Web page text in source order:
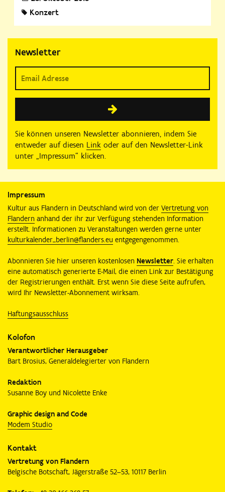
Konzert
Newsletter
Sie können unseren Newsletter abonnieren, indem Sie
entweder auf diesen Link oder auf den Newsletter-Link
unter „Impressum“ klicken.
Impressum
Kultur aus Flandern in Deutschland wird von der Vertretung von
Flandern anhand der ihr zur Verfügung stehenden Information
erstellt. Informationen zu Veranstaltungen werden gerne unter
kulturkalender_berlin@flanders.eu entgegengenommen.
Abonnieren Sie hier unseren kostenlosen Newsletter. Sie erhalten
eine automatisch generierte E-Mail, die einen Link zur Bestätigung
der Registrierungen enthält. Erst wenn Sie diese Seite aufrufen,
wird Ihr Newsletter-Abonnement wirksam.
Haftungsausschluss
Kolofon
Verantwortlicher Herausgeber
Bart Brosius, Generaldelegierter von Flandern
Redaktion
Susanne Boy und Nicolette Enke
Graphic design and Code
Modem Studio
Kontakt
Vertretung von Flandern
Belgische Botschaft, Jägerstraße 52–53, 10117 Berlin